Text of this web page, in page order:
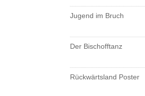
Jugend im Bruch
Der Bischofftanz
Rückwärtsland Poster